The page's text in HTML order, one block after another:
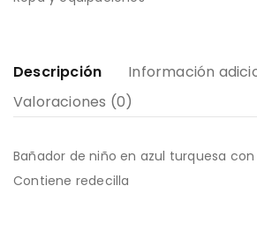
Descripción
Información
Valoraciones (0)
Bañador de niño en azul turquesa
Contiene redecilla